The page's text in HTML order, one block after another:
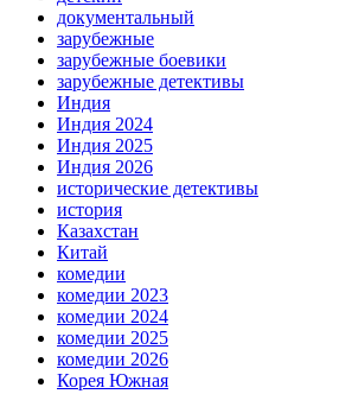
документальный
зарубежные
зарубежные боевики
зарубежные детективы
Индия
Индия 2024
Индия 2025
Индия 2026
исторические детективы
история
Казахстан
Китай
комедии
комедии 2023
комедии 2024
комедии 2025
комедии 2026
Корея Южная